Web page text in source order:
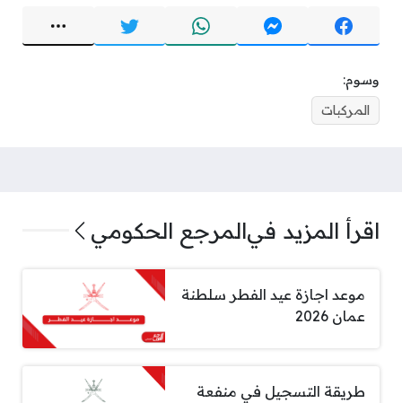
وسوم:
المركبات
اقرأ المزيد فيالمرجع الحكومي
موعد اجازة عيد الفطر سلطنة
عمان 2026
طريقة التسجيل في منفعة